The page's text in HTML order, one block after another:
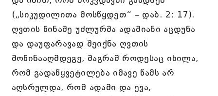
(„სიკუდილითა მოსწყდეთ“ – დაბ. 2: 17).
ღვთის წინაშე უძლურმა ადამიანი აცდუნა
და დაუფარავად შეიქნა ღვთის
მოწინააღმდეგე, მაგრამ როდესაც იხილა,
რომ გადაწყვეტილება იმავე წამს არ
აღსრულდა, რომ ადამი და ევა,